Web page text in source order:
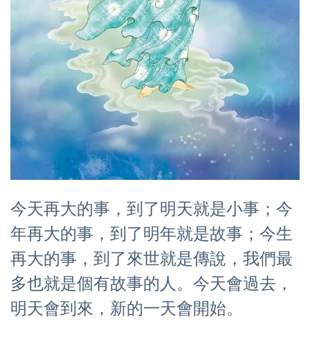
今天再大的事，到了明天就是小事；今
年再大的事，到了明年就是故事；今生
再大的事，到了來世就是傳說，我們最
多也就是個有故事的人。今天會過去，
明天會到來，新的一天會開始。